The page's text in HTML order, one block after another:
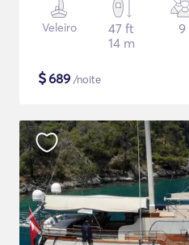
Veleiro
47 ft
14 m
9
$689 /noite